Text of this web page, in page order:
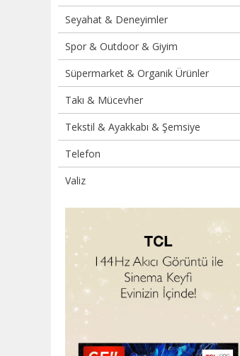
Seyahat & Deneyimler
Spor & Outdoor & Giyim
Süpermarket & Organik Ürünler
Takı & Mücevher
Tekstil & Ayakkabı & Şemsiye
Telefon
Valiz